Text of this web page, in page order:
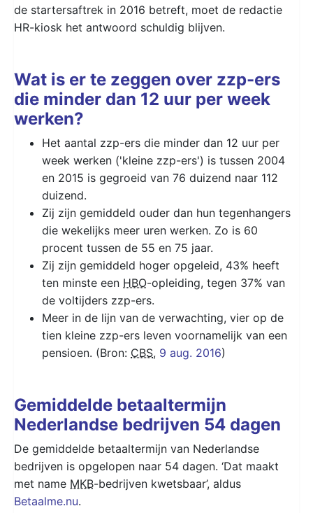
de startersaftrek in 2016 betreft, moet de redactie
HR-kiosk het antwoord schuldig blijven.
Wat is er te zeggen over zzp-ers
die minder dan 12 uur per week
werken?
Het aantal zzp-ers die minder dan 12 uur per
week werken ('kleine zzp-ers') is tussen 2004
en 2015 is gegroeid van 76 duizend naar 112
duizend.
Zij zijn gemiddeld ouder dan hun tegenhangers
die wekelijks meer uren werken. Zo is 60
procent tussen de 55 en 75 jaar.
Zij zijn gemiddeld hoger opgeleid, 43% heeft
ten minste een HBO-opleiding, tegen 37% van
de voltijders zzp-ers.
Meer in de lijn van de verwachting, vier op de
tien kleine zzp-ers leven voornamelijk van een
pensioen. (Bron: CBS, 9 aug. 2016)
Gemiddelde betaaltermijn
Nederlandse bedrijven 54 dagen
De gemiddelde betaaltermijn van Nederlandse
bedrijven is opgelopen naar 54 dagen. ‘Dat maakt
met name MKB-bedrijven kwetsbaar’, aldus
Betaalme.nu.